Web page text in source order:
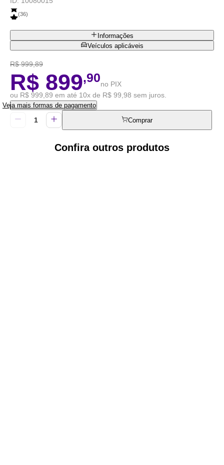
(36)
Informações
Veículos aplicáveis
R$ 999,89
R$ 899,90no PIX
ou R$ 999,89 em até 10x de R$ 99,98 sem juros.
Veja mais formas de pagamento
Comprar
Confira outros produtos